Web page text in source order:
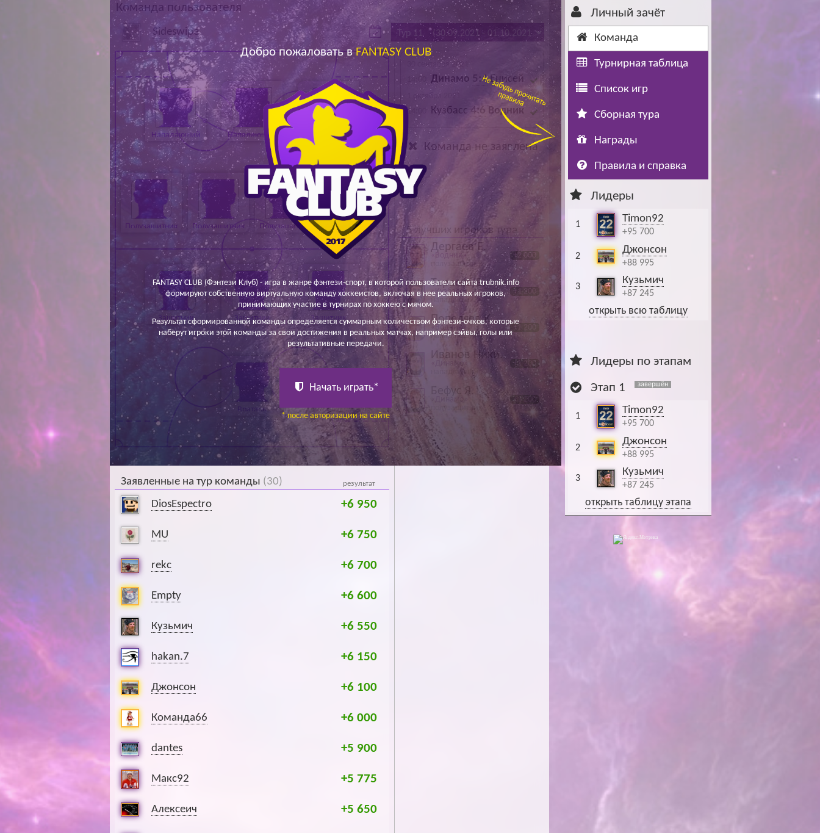
Архив Архив
Max
Hound: блог болельщика
Ragnar: блог болельщика
Добро пожаловать вFANTASY CLUB
FANTASY CLUB (Фэнтези Клуб) - игра в жанре фэнтези-спорт, в которой пользователи сайта trubnik.info
формируют собственную виртуальную команду хоккеистов, включая в нее реальных игроков,
принимающих участие в турнирах по хоккею с мячом.
Результат сформированной команды определяется суммарным количеством фэнтези-очков, которые
наберут игроки этой команды за свои достижения в реальных матчах, например сэйвы, голы или
результативные передачи.
Начать играть*
* после авторизации на сайте
Команда пользователя
Sideswipe
Вратарь
Защитник Защитник Защитник
Полузащитник Полузащитник Полузащитник Полузащитник
Нападающий Нападающий Нападающий
Заявленные на тур команды (30) результат
DiosEspectro +6 950
MU +6 750
rekc +6 700
Empty +6 600
Кузьмич +6 550
hakan.7 +6 150
Джонсон +6 100
Команда66 +6 000
dantes +5 900
Макс92 +5 775
Алексеич +5 650
30 сентября 2021
14:00
Динамо 5:4Енисей
1 октября 2021
14:00
Кузбасс 4:6 Водник
Команда не заявлена
5 лучших игроков тура
Дергаев Е.
«Водник»
полузащитник
+2 000
Тарасов В.
«Кузбасс»
нападающий
+1 200
Попеляев К.
«Водник»
нападающий
+1 200
Иванов Ники.
«Динамо»
нападающий
+1 200
Бефус Я.
«Динамо»
полузащитник
+1 200
Личный зачёт
Команда
Турнирная таблица
Список игр
Сборная тура
Награды
Правила и справка
Лидеры
1 Timon92
+95 700
2
Джонсон
+88 995
3
Кузьмич
+87 245
открыть всю таблицу
Лидеры по этапам
Этап 1 завершён
1 Timon92
+95 700
2
Джонсон
+88 995
3
Кузьмич
+87 245
открыть таблицу этапа